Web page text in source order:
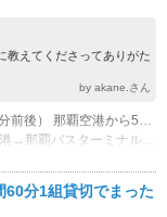
教えてくださってありがた
by akane.さん
(1)レンタカーでお越しの方へ（所要時間1時間15分前後） 那覇空港から58号線を北上→読谷村の伊良皆信号を左折（10分）そのまま直進し左手に米軍、右手にファミリーマートがあります。ファミリーマートに駐車後、お店にご連絡下さい。お迎えに参ります。 ※ご来店の際は、予めご連絡をお願いいたします。
分1組貸切でまった